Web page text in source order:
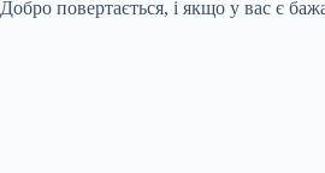
Добро повертається, і якщо у вас є